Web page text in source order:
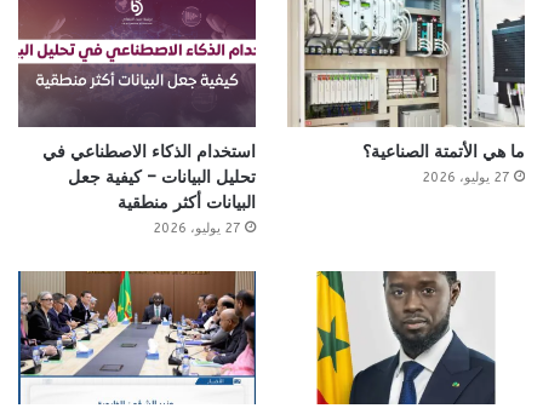
ما هي الأتمتة الصناعية؟
27 يوليو، 2026
استخدام الذكاء الاصطناعي في
تحليل البيانات – كيفية جعل
البيانات أكثر منطقية
27 يوليو، 2026